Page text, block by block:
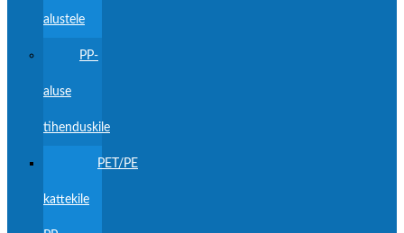
alustele
PP-
aluse
tihenduskile
PET/PE
kattekile